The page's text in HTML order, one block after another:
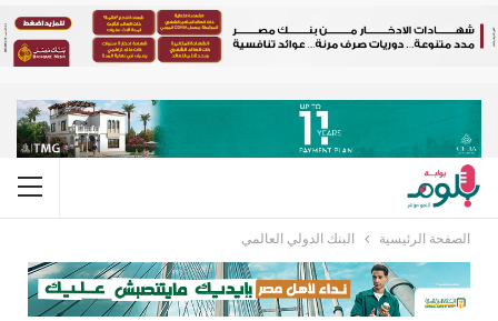
الصفحة الرئيسية البنك الدولي العالمي